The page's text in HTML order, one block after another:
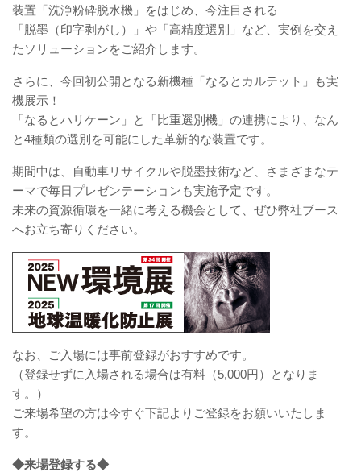
装置「洗浄粉砕脱水機」をはじめ、今注目される
「脱墨（印字剥がし）」や「高精度選別」など、実例を交え
たソリューションをご紹介します。
さらに、今回初公開となる新機種「なるとカルテット」も実
機展示！
「なるとハリケーン」と「比重選別機」の連携により、なん
と4種類の選別を可能にした革新的な装置です。
期間中は、自動車リサイクルや脱墨技術など、さまざまなテ
ーマで毎日プレゼンテーションも実施予定です。
未来の資源循環を一緒に考える機会として、ぜひ弊社ブース
へお立ち寄りください。
なお、ご入場には事前登録がおすすめです。
（登録せずに入場される場合は有料（5,000円）となりま
す。）
ご来場希望の方は今すぐ下記よりご登録をお願いいたしま
す。
◆来場登録する◆